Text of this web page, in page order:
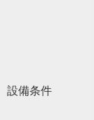
設備条件